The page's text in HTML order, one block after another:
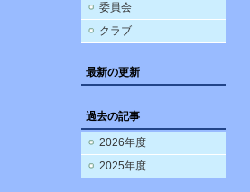
委員会
クラブ
最新の更新
過去の記事
2026年度
2025年度